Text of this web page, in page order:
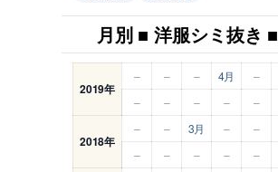
月別 ■ 洋服シミ抜き ■
2019年
– – – 4月 –
–
– – – –
2018年
– – 3月 – –
–
– – – –